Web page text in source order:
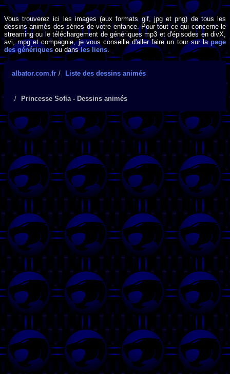
Vous trouverez ici les images (aux formats gif, jpg et png) de tous les
dessins animés des séries de votre enfance. Pour tout ce qui concerne le
streaming ou le téléchargement de génériques mp3 et d'épisodes en divX,
avi, mpg et compagnie, je vous conseille d'aller faire un tour sur lapage
des génériques ou dansles liens.
albator.com.fr Liste des dessins animés
Princesse Sofia - Dessins animés